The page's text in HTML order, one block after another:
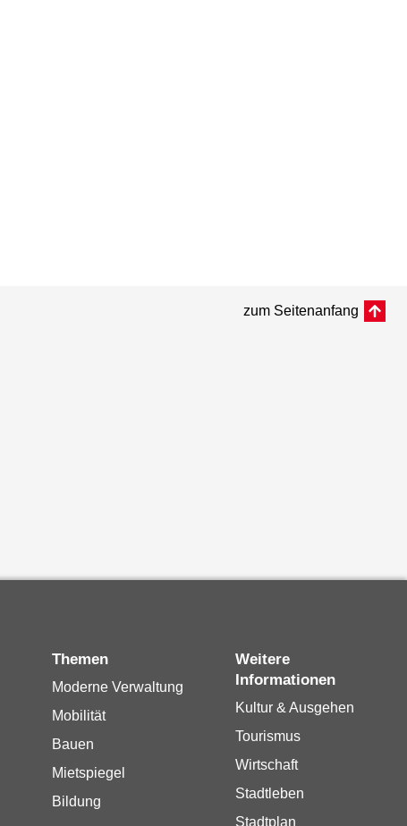
zum Seitenanfang
Themen
Moderne Verwaltung
Mobilität
Bauen
Mietspiegel
Bildung
Weitere
Informationen
Kultur & Ausgehen
Tourismus
Wirtschaft
Stadtleben
Stadtplan